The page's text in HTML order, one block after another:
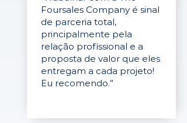
Foursales Company é sinal
de parceria total,
principalmente pela
relação profissional e a
proposta de valor que eles
entregam a cada projeto!
Eu recomendo.”